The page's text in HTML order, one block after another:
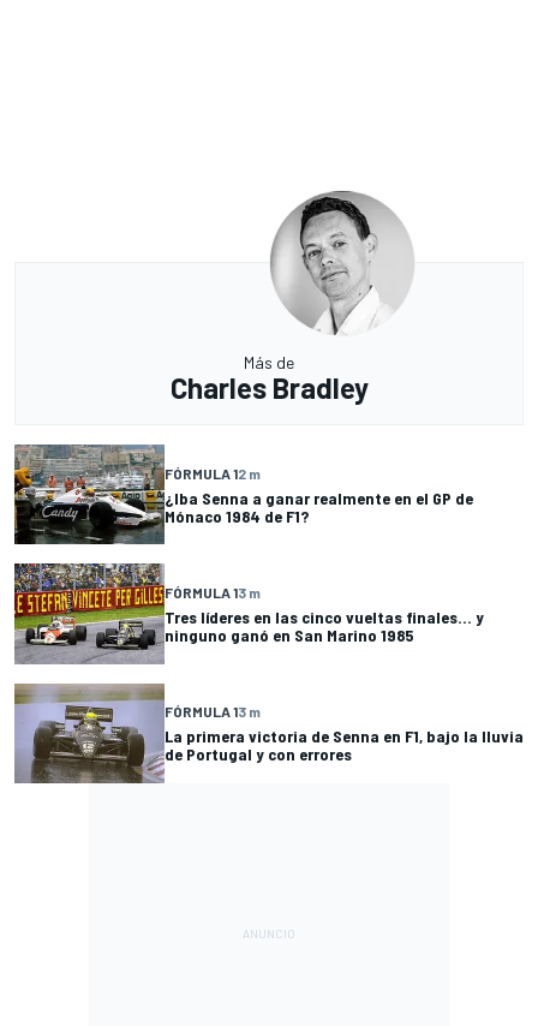
Más de
Charles Bradley
FÓRMULA 12 m
¿Iba Senna a ganar realmente en el GP de
Mónaco 1984 de F1?
FÓRMULA 13 m
Tres líderes en las cinco vueltas finales... y
ninguno ganó en San Marino 1985
FÓRMULA 13 m
La primera victoria de Senna en F1, bajo la lluvia
de Portugal y con errores